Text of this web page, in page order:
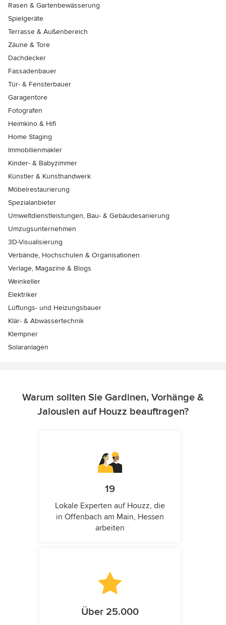
Rasen & Gartenbewässerung
Spielgeräte
Terrasse & Außenbereich
Zäune & Tore
Dachdecker
Fassadenbauer
Tür- & Fensterbauer
Garagentore
Fotografen
Heimkino & Hifi
Home Staging
Immobilienmakler
Kinder- & Babyzimmer
Künstler & Kunsthandwerk
Möbelrestaurierung
Spezialanbieter
Umweltdienstleistungen, Bau- & Gebäudesanierung
Umzugsunternehmen
3D-Visualisierung
Verbände, Hochschulen & Organisationen
Verlage, Magazine & Blogs
Weinkeller
Elektriker
Lüftungs- und Heizungsbauer
Klär- & Abwassertechnik
Klempner
Solaranlagen
Warum sollten Sie Gardinen, Vorhänge &
Jalousien auf Houzz beauftragen?
19
Lokale Experten auf Houzz, die
in Offenbach am Main, Hessen
arbeiten
Über 25.000